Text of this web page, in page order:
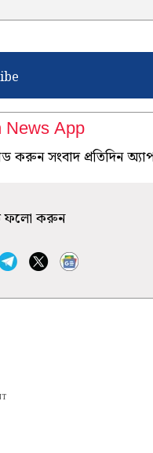
News App
সংবাদ প্রতিদিন
ফলো করুন